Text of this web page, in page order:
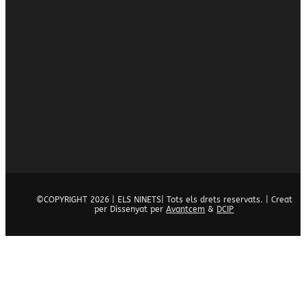
©COPYRIGHT 2026 | ELS NINETS| Tots els drets reservats. | Creat
per Dissenyat perAvantcem & DCIP